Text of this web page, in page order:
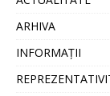
ARHIVA
INFORMAȚII